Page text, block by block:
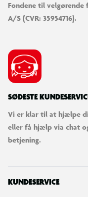
Fondene til velgørende
A/S (CVR: 35954716).
SØDESTE
Vi er klar til at hjælpe
eller få hjælp via chat
betjening.
KUNDESERVICE